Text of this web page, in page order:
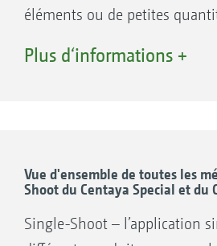
éléments ou de petites
que les autres produits
Plus d‘informations +
Vue d'ensemble de toutes les
Shoot du Centaya Special et du
Single-Shoot – l’application